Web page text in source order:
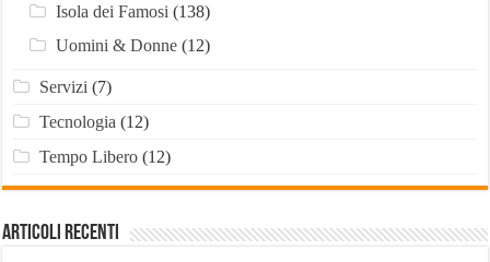
Isola dei Famosi (138)
Uomini & Donne(12)
Servizi (7)
Tecnologia (12)
Tempo Libero(12)
Articoli recenti